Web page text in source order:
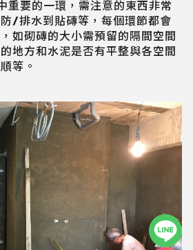
要的一環，需注意的東西非常
/排水到貼磚等，每個環節都會
如砌磚的大小需預留的隔間空間
地方和水泥是否有平整與各空間
等。